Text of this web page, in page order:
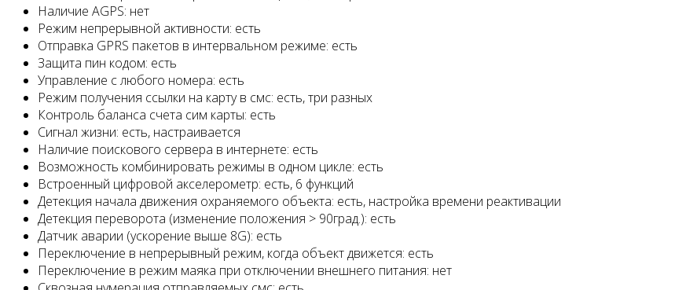
Наличие AGPS: нет
Режим непрерывной активности: есть
Отправка GPRS пакетов в интервальном режиме: есть
Защита пин кодом: есть
Управление с любого номера: есть
Режим получения ссылки на карту в смс: есть, три разных
Контроль баланса счета сим карты: есть
Сигнал жизни: есть, настраивается
Наличие поискового сервера в интернете: есть
Возможность комбинировать режимы в одном цикле: есть
Встроенный цифровой акселерометр: есть, 6 функций
Детекция начала движения охраняемого объекта: есть, настройка времени реактивации
Детекция переворота (изменение положения > 90град.): есть
Датчик аварии (ускорение выше 8G): есть
Переключение в непрерывный режим, когда объект движется: есть
Переключение в режим маяка при отключении внешнего питания: нет